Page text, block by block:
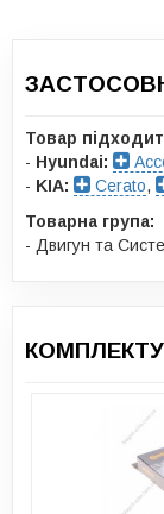
Товар
- Hyundai:
- KIA: Cerato,
Товарна група:
- Двигун та